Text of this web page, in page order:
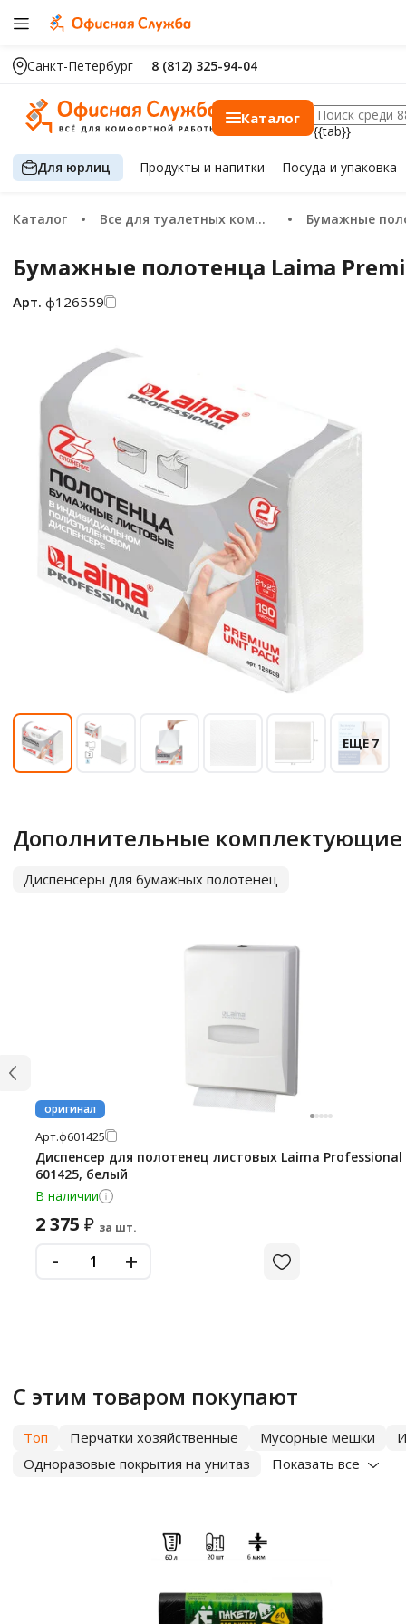
Санкт-Петербург 8 (812) 325-94-04
Каталог
{{tab}}
Для юрлиц Продуктыи напитки Посуда и упаковка
Каталог Все для туалетных комнат Бумажные
Бумажные полотенца Laima
Арт. ф126559
ЕЩЕ 7
Дополнительные комплектующие
Диспенсеры для бумажных полотенец
оригинал
Арт.ф601425
Диспенсер для полотенец листовых Laima Professional
601425, белый
В наличии
2 375 ₽ за шт.
- +
С этим товаром покупают
Топ Перчатки хозяйственные Мусорные мешки
Одноразовые покрытия на унитаз
Показать все